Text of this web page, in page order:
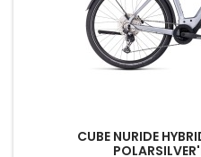
CUBE NURIDE